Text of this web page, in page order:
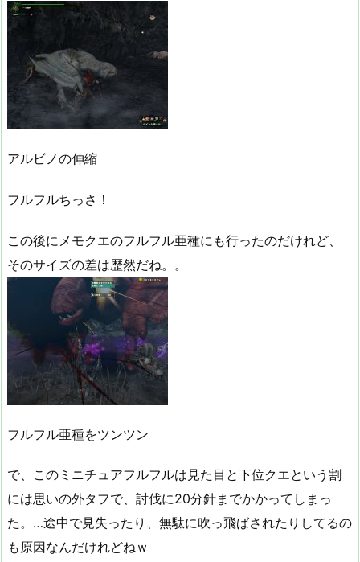
アルビノの伸縮
フルフルちっさ！
この後にメモクエのフルフル亜種にも行ったのだけれど、
そのサイズの差は歴然だね。。
フルフル亜種をツンツン
で、このミニチュアフルフルは見た目と下位クエという割
には思いの外タフで、討伐に20分針までかかってしまっ
た。…途中で見失ったり、無駄に吹っ飛ばされたりしてるの
も原因なんだけれどねｗ